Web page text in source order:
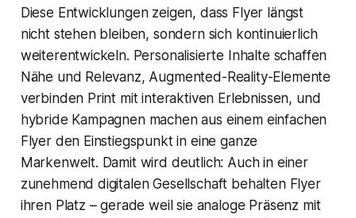
Diese Entwicklungen zeigen, dass Flyer längst
nicht stehen bleiben, sondern sich kontinuierlich
weiterentwickeln. Personalisierte Inhalte schaffen
Nähe und Relevanz, Augmented-Reality-Elemente
verbinden Print mit interaktiven Erlebnissen, und
hybride Kampagnen machen aus einem einfachen
Flyer den Einstiegspunkt in eine ganze
Markenwelt. Damit wird deutlich: Auch in einer
zunehmend digitalen Gesellschaft behalten Flyer
ihren Platz – gerade weil sie analoge Präsenz mit